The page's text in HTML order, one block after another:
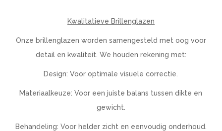
Kwalitatieve Brillenglazen
Onze brillenglazen worden samengesteld met oog voor
detail en kwaliteit. We houden rekening met:
Design: Voor optimale visuele correctie.
Materiaalkeuze: Voor een juiste balans tussen dikte en
gewicht.
Behandeling: Voor helder zicht en eenvoudig onderhoud.